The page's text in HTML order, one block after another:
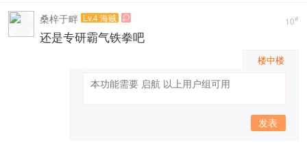
10#
桑梓于畔 Lv.4 海贼 
还是专研霸气铁拳吧
楼中楼
发表